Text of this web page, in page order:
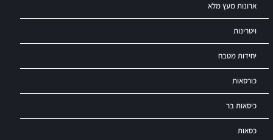
ארונות מעץ מלא
ויטרינות
יחידות מטבח
כורסאות
כיסאות בר
כסאות